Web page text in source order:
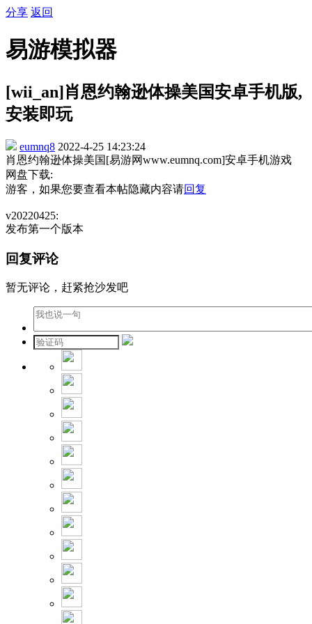
分享 返回
易游模拟器
[wii_an]肖恩约翰逊体操美国安卓手机版,
安装即玩
eumnq8 2022-4-25 14:23:24
肖恩约翰逊体操美国[易游网www.eumnq.com]安卓手机游戏
网盘下载:
游客，如果您要查看本帖隐藏内容请回复
v20220425:
发布第一个版本
回复评论
暂无评论，赶紧抢沙发吧